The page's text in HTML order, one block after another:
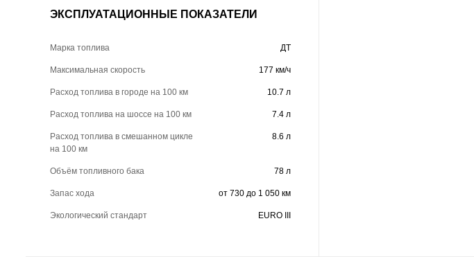
ЭКСПЛУАТАЦИОННЫЕ ПОКАЗАТЕЛИ
Марка топлива ДТ
Максимальная скорость 177 км/ч
Расход топлива в городе на 100 км 10.7 л
Расход топлива на шоссе на 100 км 7.4 л
Расход топлива в смешанном цикле
на 100 км
8.6 л
Объём топливного бака 78 л
Запас хода от 730 до 1 050 км
Экологический стандарт EURO III